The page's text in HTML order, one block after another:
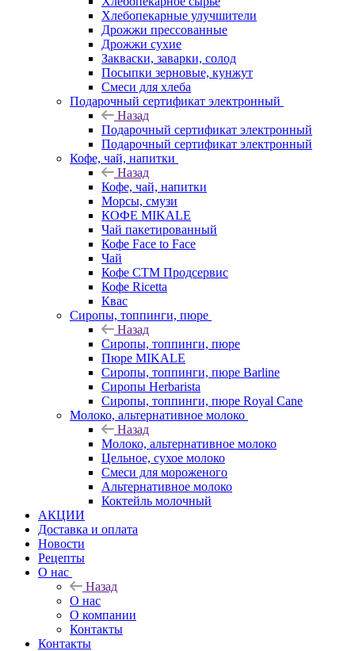
Хлебопекарные улучшители
Дрожжи прессованные
Дрожжи сухие
Закваски, заварки, солод
Посыпки зерновые, кунжут
Смеси для хлеба
Подарочный сертификат электронный
Назад
Подарочный сертификат электронный
Подарочный сертификат электронный
Кофе, чай, напитки
Назад
Кофе, чай, напитки
Морсы, смузи
КОФЕ MIKALE
Чай пакетированный
Кофе Face to Face
Чай
Кофе СТМ Продсервис
Кофе Ricetta
Квас
Сиропы, топпинги, пюре
Назад
Сиропы, топпинги, пюре
Пюре MIKALE
Сиропы, топпинги, пюре Barline
Сиропы Herbarista
Сиропы, топпинги, пюре Royal Cane
Молоко, альтернативное молоко
Назад
Молоко, альтернативное молоко
Цельное, сухое молоко
Смеси для мороженого
Альтернативное молоко
Коктейль молочный
АКЦИИ
Доставка и оплата
Новости
Рецепты
О нас
Назад
О нас
О компании
Контакты
Контакты